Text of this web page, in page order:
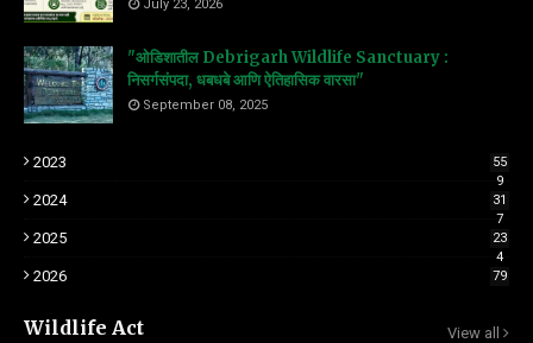
July 23, 2026
"ओडिशातील Debrigarh Wildlife Sanctuary :
निसर्गसंपदा, धबधबे आणि ऐतिहासिक वारसा"
September 08, 2025
2023
55
9
2024
31
7
2025
23
4
2026 79
Wildlife Act View all